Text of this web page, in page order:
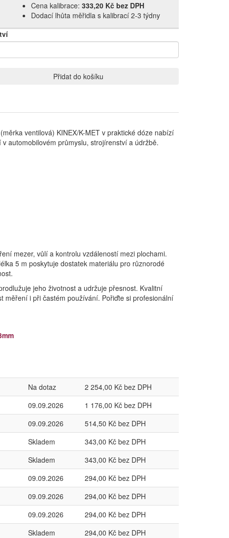
Cena kalibrace: 333,20 Kč bez DPH
Dodací lhůta měřidla s kalibrací 2‑3 týdny
Přidat do košíku
ventilová) KINEX/K-MET v praktické dóze nabízí
automobilovém průmyslu, strojírenství a údržbě.
mezer, vůlí a kontrolu vzdáleností mezi plochami.
5 m poskytuje dostatek materiálu pro různorodé
jeho životnost a udržuje přesnost. Kvalitní
měření i při častém používání. Pořiďte si profesionální
Na dotaz
2 254,00 Kč bez DPH
09.09.2026
1 176,00 Kč bez DPH
09.09.2026
514,50 Kč bez DPH
Skladem
343,00 Kč bez DPH
Skladem
343,00 Kč bez DPH
09.09.2026
294,00 Kč bez DPH
09.09.2026
294,00 Kč bez DPH
09.09.2026
294,00 Kč bez DPH
Skladem
294,00 Kč bez DPH